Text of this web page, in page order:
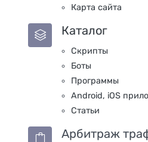
Карта сайта
Каталог
Скрипты
Боты
Программы
Android, iOS
Статьи
Арбитраж